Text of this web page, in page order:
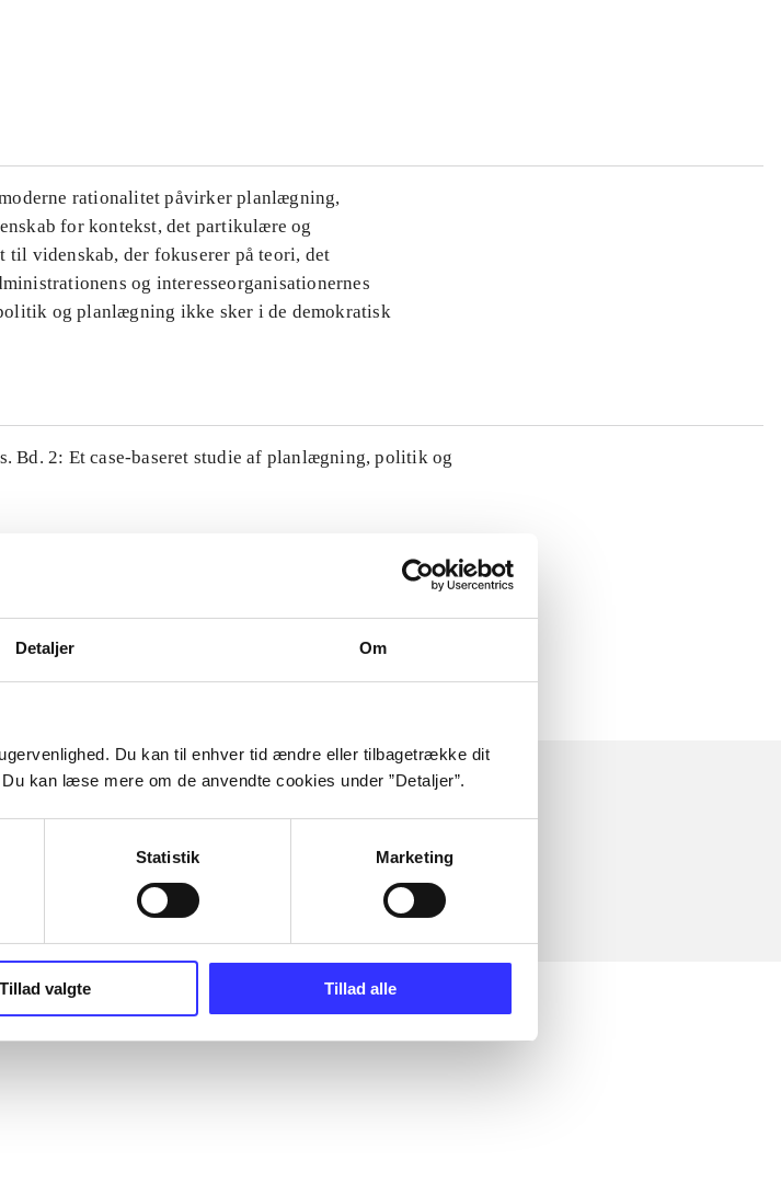
Detaljer Om
Du kan til enhver tid ændre eller tilbagetrække dit
kan læse mere om de anvendte cookies under ”Detaljer”.
Statistik Marketing
Tillad valgte Tillad alle
rationalitet påvirker planlægning,
for kontekst, det partikulære og
videnskab, der fokuserer på teori, det
og interesseorganisationernes
og planlægning ikke sker i de demokratisk
Bd. 2: Et case-baseret studie af planlægning, politik og